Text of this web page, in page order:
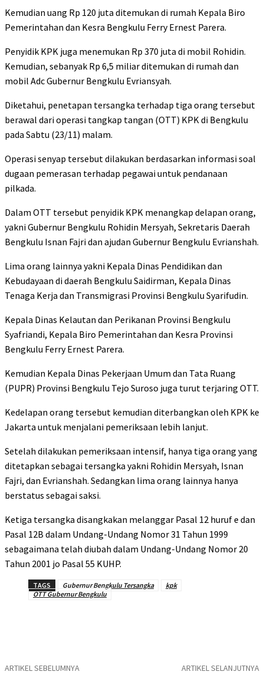
Kemudian uang Rp 120 juta ditemukan di rumah Kepala Biro
Pemerintahan dan Kesra Bengkulu Ferry Ernest Parera.
Penyidik KPK juga menemukan Rp 370 juta di mobil Rohidin.
Kemudian, sebanyak Rp 6,5 miliar ditemukan di rumah dan
mobil Adc Gubernur Bengkulu Evriansyah.
Diketahui, penetapan tersangka terhadap tiga orang tersebut
berawal dari operasi tangkap tangan (OTT) KPK di Bengkulu
pada Sabtu (23/11) malam.
Operasi senyap tersebut dilakukan berdasarkan informasi soal
dugaan pemerasan terhadap pegawai untuk pendanaan
pilkada.
Dalam OTT tersebut penyidik KPK menangkap delapan orang,
yakni Gubernur Bengkulu Rohidin Mersyah, Sekretaris Daerah
Bengkulu Isnan Fajri dan ajudan Gubernur Bengkulu Evrianshah.
Lima orang lainnya yakni Kepala Dinas Pendidikan dan
Kebudayaan di daerah Bengkulu Saidirman, Kepala Dinas
Tenaga Kerja dan Transmigrasi Provinsi Bengkulu Syarifudin.
Kepala Dinas Kelautan dan Perikanan Provinsi Bengkulu
Syafriandi, Kepala Biro Pemerintahan dan Kesra Provinsi
Bengkulu Ferry Ernest Parera.
Kemudian Kepala Dinas Pekerjaan Umum dan Tata Ruang
(PUPR) Provinsi Bengkulu Tejo Suroso juga turut terjaring OTT.
Kedelapan orang tersebut kemudian diterbangkan oleh KPK ke
Jakarta untuk menjalani pemeriksaan lebih lanjut.
Setelah dilakukan pemeriksaan intensif, hanya tiga orang yang
ditetapkan sebagai tersangka yakni Rohidin Mersyah, Isnan
Fajri, dan Evrianshah. Sedangkan lima orang lainnya hanya
berstatus sebagai saksi.
Ketiga tersangka disangkakan melanggar Pasal 12 huruf e dan
Pasal 12B dalam Undang-Undang Nomor 31 Tahun 1999
sebagaimana telah diubah dalam Undang-Undang Nomor 20
Tahun 2001 jo Pasal 55 KUHP.
TAGS Gubernur Bengkulu Tersangka
kpk
OTT Gubernur Bengkulu
ARTIKEL SEBELUMNYA ARTIKEL SELANJUTNYA